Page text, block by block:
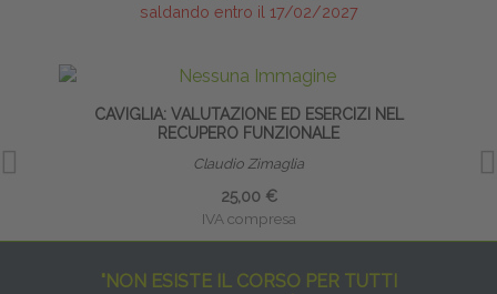
saldando entro il 17/02/2027
CAVIGLIA: VALUTAZIONE ED ESERCIZI NEL
RECUPERO FUNZIONALE
Claudio Zimaglia
25,00 €
IVA compresa
"NON ESISTE IL CORSO PER TUTTI